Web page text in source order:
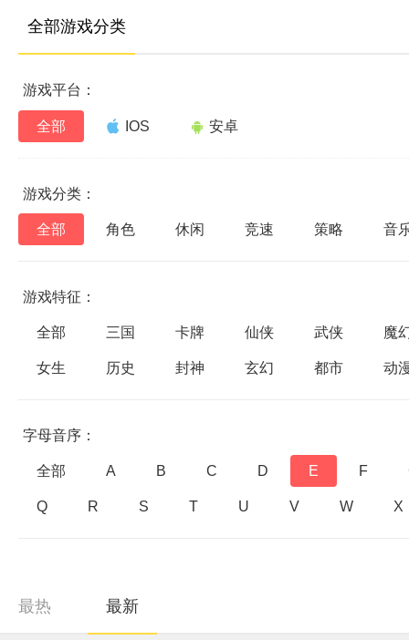
全部游戏分类
游戏平台：
全部 IOS 安卓
游戏分类：
全部 角色 休闲 竞速 策略 音
游戏特征：
全部 三国 卡牌 仙侠 武侠 魔
女生 历史 封神 玄幻 都市 动
字母音序：
全部 A B C D E F
Q R S T U V W X
最热 最新